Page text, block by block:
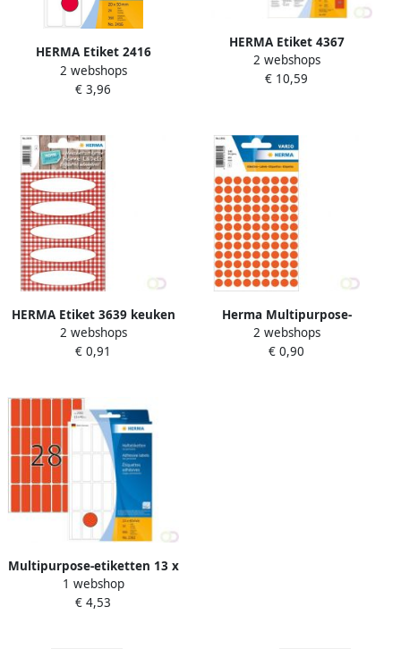
HERMA Etiket 2416
20x50mm fluor rood 360
etiketten
2 webshops
€ 3,96
HERMA Etiket 4367
45.7x21.2mm verwijderbaar
rood 960 etiketten
2 webshops
€ 10,59
HERMA Etiket 3639 keuken
ruit rood
2 webshops
€ 0,91
Herma Multipurpose-
etiketten Ã 8 mm rond rood
permanent hechtend om
2 webshops
€ 0,90
Multipurpose-etiketten 13 x
40 mm rood permanent
hechtend om met de hand
1 webshop
€ 4,53